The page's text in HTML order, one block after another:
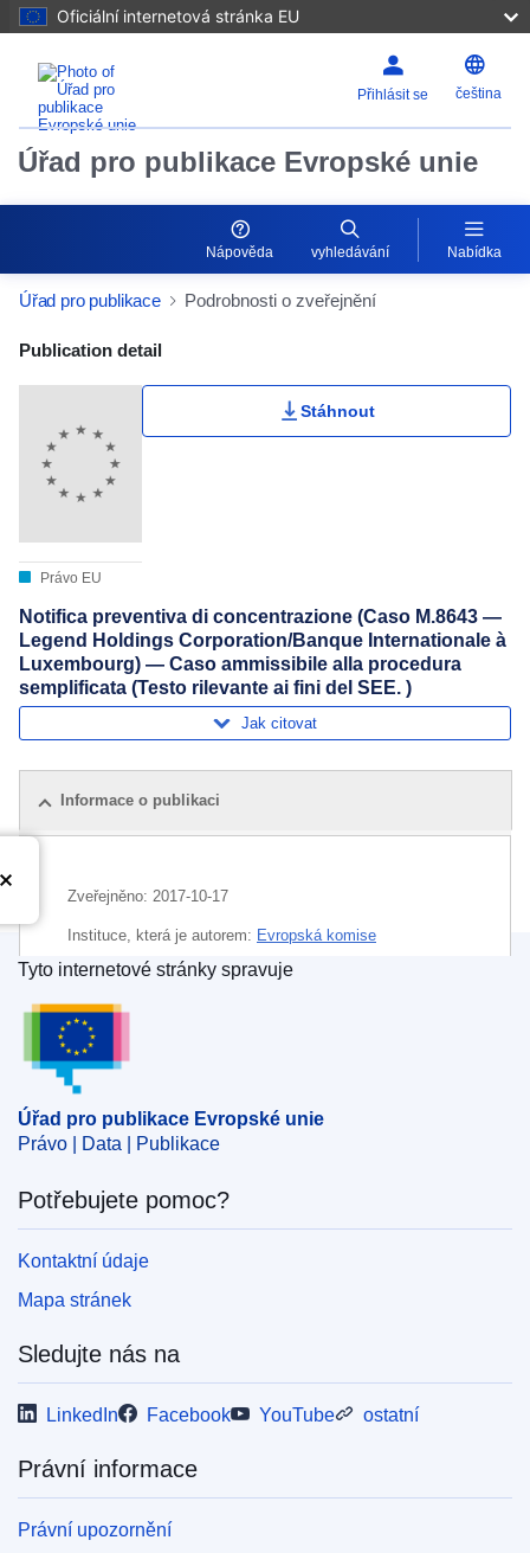
Oficiální internetová stránka EU
Přihlásit se čeština
Úřad pro publikace Evropské unie
Nápověda vyhledávání Nabídka
Úřad pro publikace Podrobnosti o zveřejnění
Publication Detail Actions Portlet
Publication detail
Právo EU
Stáhnout
Notifica preventiva di concentrazione (Caso M.8643 —
Legend Holdings Corporation/Banque Internationale à
Luxembourg) — Caso ammissibile alla procedura
semplificata (Testo rilevante ai fini del SEE. )
Jak citovat
Informace o publikaci
Zveřejněno: 2017-10-17
Instituce, která je autorem: Evropská komise
,investiční společnost
CELEX : 52017M8643
OJ : JOC_2017_348_R_0011
Úřad pro publikace Evropské unie
Tyto internetové stránky spravuje
Úřad pro publikace Evropské unie
Právo | Data | Publikace
Potřebujete pomoc?
Kontaktní údaje
Mapa stránek
Sledujte nás na
LinkedIn Facebook YouTube ostatní
Právní informace
Právní upozornění